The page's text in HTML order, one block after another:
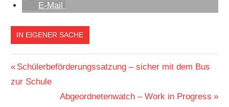
E-Mail
IN EIGENER SACHE
Beitragsnavigation
Vorheriger
Beitrag:
Schülerbeförderungssatzung – sicher mit dem Bus
zur Schule
Nächster
Abgeordnetenwatch – Work in Progress